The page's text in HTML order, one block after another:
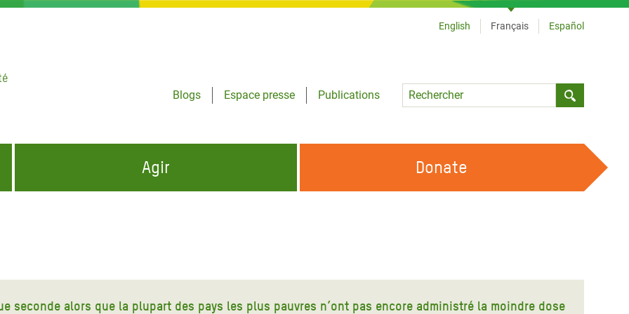
Blogs
Espace presse
Publications
Language
English Français Español
Agir Donate
seconde alors que la plupart des pays les plus pauvres n’ont pas encore administré la moindre dose